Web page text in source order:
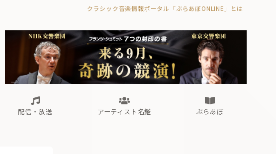
クラシック音楽情報ポータル「ぶらあぼONLINE」とは
配信・放送 アーティスト名鑑 ぶらあぼ
Aからの眺望 ぶらあぼブラス！
フォルテピアノ・オデッセイ